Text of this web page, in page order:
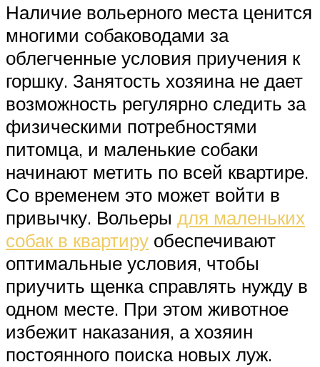
Наличие вольерного места ценится
многими собаководами за
облегченные условия приучения к
горшку. Занятость хозяина не дает
возможность регулярно следить за
физическими потребностями
питомца, и маленькие собаки
начинают метить по всей квартире.
Со временем это может войти в
привычку. Вольеры для маленьких
собак в квартиру обеспечивают
оптимальные условия, чтобы
приучить щенка справлять нужду в
одном месте. При этом животное
избежит наказания, а хозяин
постоянного поиска новых луж.